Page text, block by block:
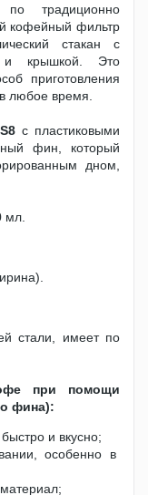
традиционно
кофейный фильтр
стакан с
крышкой. Это
приготовления
любое время.
с пластиковыми
фин, который
дном,
мл.
стали, имеет по
при помощи
фина):
и вкусно;
особенно в